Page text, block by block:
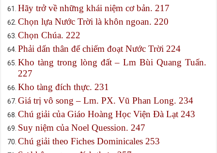
Hãy trở về những khái niệm cơ bản. 217
Chọn lựa Nước Trời là khôn ngoan. 220
Chọn Chúa. 222
Phải dấn thân để chiếm đoạt Nước Trời 224
Kho tàng trong lòng đất – Lm Bùi Quang Tuấn.
227
Kho tàng đích thực. 231
Giá trị vô song – Lm. PX. Vũ Phan Long. 234
Chú giải của Giáo Hoàng Học Viện Đà Lạt 243
Suy niệm của Noel Quession. 247
Chú giải theo Fiches Dominicales 253